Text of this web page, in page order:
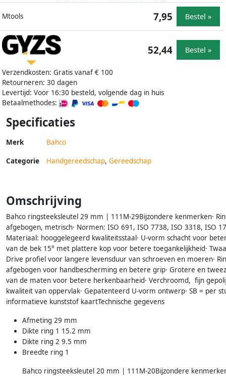
Mtools 7,95 Bestel »
Verzendkosten: Gratis vanaf € 100
Retourneren: 30 dagen
Levertijd: Voor 16:30 besteld, volgende dag in huis
Betaalmethodes:
52,44 Bestel »
Specificaties
Merk Bahco
Categorie Handgereedschap, Gereedschap
Omschrijving
Bahco ringsteeksleutel 29 mm | 111M-29Bijzondere kenmerken·
afgebogen, metrisch· Normen: ISO 691, ISO 7738, ISO 3318, ISO
Materiaal: hooggelegeerd kwaliteitsstaal· U-vorm schacht voor
van de bek 15° met plattere kop voor betere toegankelijkheid·
Drive profiel voor langere levensduur van schroeven en moeren·
afgebogen voor handbescherming en betere grip· Grotere en
van de maten voor betere herkenbaarheid· Verchroomd, fijn
kwaliteit van oppervlak· Gepatenteerd U-vorm ontwerp· SB = per
informatieve kunststof kaartTechnische gegevens
Afmeting 29 mm
Dikte ring 1 15.2 mm
Dikte ring 2 9.5 mm
Breedte ring 1
Bahco ringsteeksleutel 20 mm | 111M-20Bijzondere